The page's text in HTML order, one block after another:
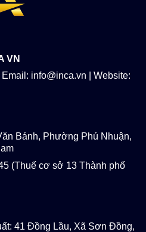
VN
info@inca.vn | Website:
Bánh, Phường Phú Nhuận,
(Thuế cơ sở 13 Thành phố
41 Đồng Lầu, Xã Sơn Đồng,